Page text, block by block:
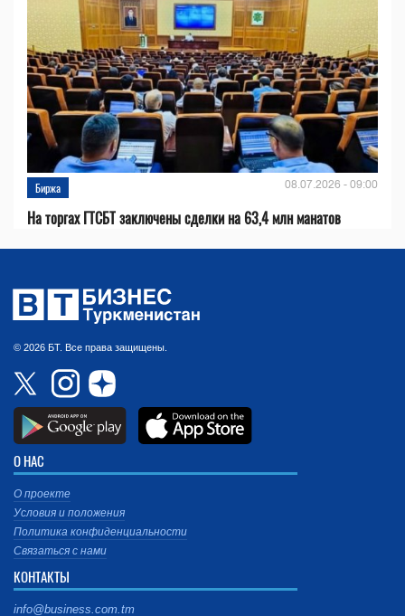
Биржа 08.07.2026 - 09:00
На торгах ГТСБТ заключены сделки на 63,4 млн манатов
© 2026 БТ. Все права защищены.
О НАС
О проекте
Условия и положения
Политика конфиденциальности
Связаться с нами
КОНТАКТЫ
info@business.com.tm